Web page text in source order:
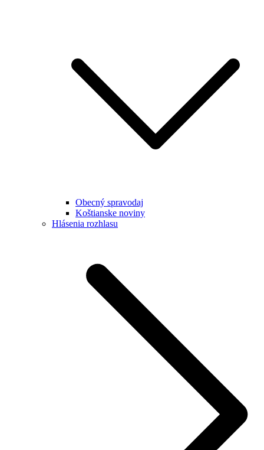
Obecný spravodaj
Koštianske noviny
Hlásenia rozhlasu